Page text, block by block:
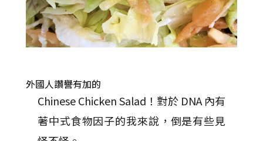
外國人讚譽有加的
Chinese Chicken Salad！對於 DNA 內有
著中式食物因子的我來說，倒是有些見